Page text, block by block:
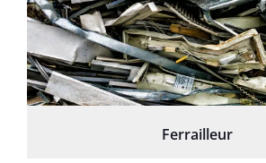
Ferrailleur